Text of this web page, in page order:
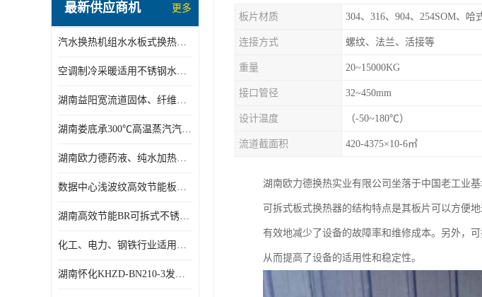
变频供水机组
汽水混合加热器
水处理设备
最新供应商机 更多
汽水换热机组水水板式换热机组板式热交换机组厂家专业定制
空调制冷采暖适用不锈钢水水汽水板式换热器
湖南益阳宽流道固体、纤维、浆状物质加热冷却冷凝蒸发板式换热器
湖南娄底承300℃高温蒸汽汽水二级换热器
湖南欧力德药液、纯水加热、冷却、蒸发及杀菌用卫生级板式换热器
数据中心浅波纹高效节能板式换热器
湖南高效节能BR可拆式不锈钢板式换热器厂家定制
化工、电力、钢铁行业适用冷却冷凝蒸发加热不锈钢可拆式板式换热器
湖南怀化KHZD-BN210-3发动机柴油冷却钎焊机板式热交换器
板片材质
连接方式 螺纹、法兰、活接等
重量 20~15000KG
接口管径 32~450mm
设计温度 （-50~180℃）
流道截面积 420-4375×10-6㎡
湖南欧力德换热实业有限公司坐落于中国老工业
可拆式板式换热器的结构特点是其板片可以方便
有效地减少了设备的故障率和维修成本。另外，
从而提高了设备的适用性和稳定性。